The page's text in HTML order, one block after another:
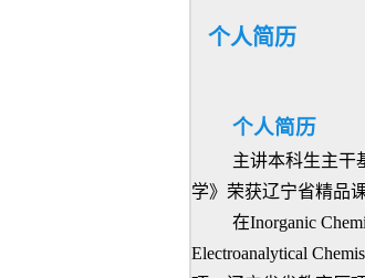
个人简历
个人简历
主讲本科生主干
学》荣获辽宁省精品
在Inorganic
Electroanalytical